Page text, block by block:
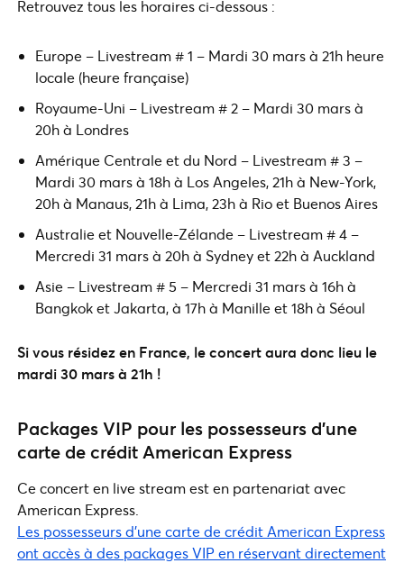
Retrouvez tous les horaires ci-dessous :
Europe – Livestream # 1 – Mardi 30 mars à 21h heure
locale (heure française)
Royaume-Uni – Livestream # 2 – Mardi 30 mars à
20h à Londres
Amérique Centrale et du Nord – Livestream # 3 –
Mardi 30 mars à 18h à Los Angeles, 21h à New-York,
20h à Manaus, 21h à Lima, 23h à Rio et Buenos Aires
Australie et Nouvelle-Zélande – Livestream # 4 –
Mercredi 31 mars à 20h à Sydney et 22h à Auckland
Asie – Livestream # 5 – Mercredi 31 mars à 16h à
Bangkok et Jakarta, à 17h à Manille et 18h à Séoul
Si vous résidez en France, le concert aura donc lieu le
mardi 30 mars à 21h !
Packages VIP pour les possesseurs d’une
carte de crédit American Express
Ce concert en live stream est en partenariat avec
American Express.
Les possesseurs d’une carte de crédit American Express
ont accès à des packages VIP en réservant directement